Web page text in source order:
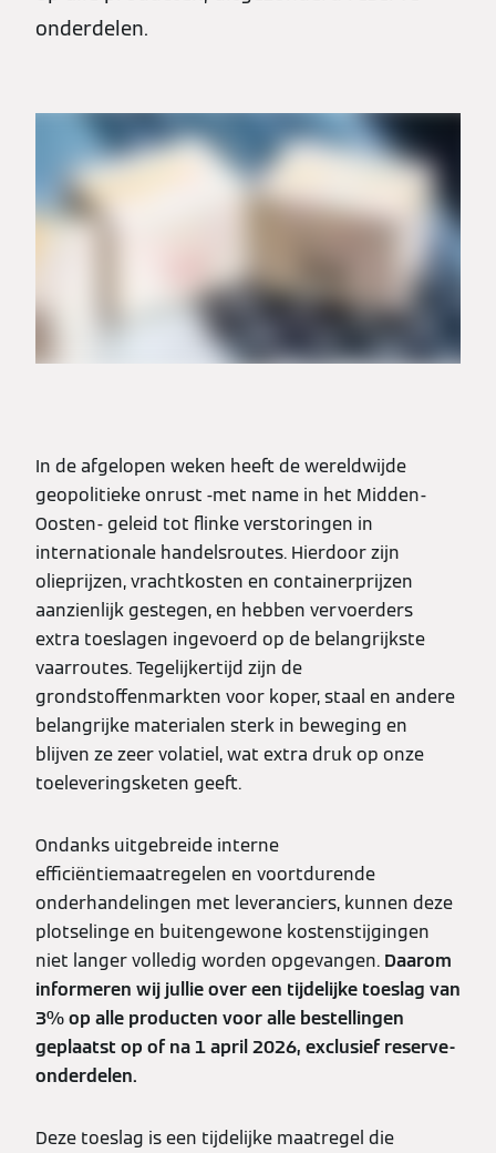
onderdelen.
In de afgelopen weken heeft de wereldwijde
geopolitieke onrust -met name in het Midden-
Oosten- geleid tot flinke verstoringen in
internationale handelsroutes. Hierdoor zijn
olieprijzen, vrachtkosten en containerprijzen
aanzienlijk gestegen, en hebben vervoerders
extra toeslagen ingevoerd op de belangrijkste
vaarroutes. Tegelijkertijd zijn de
grondstoffenmarkten voor koper, staal en andere
belangrijke materialen sterk in beweging en
blijven ze zeer volatiel, wat extra druk op onze
toeleveringsketen geeft.
Ondanks uitgebreide interne
efficiëntiemaatregelen en voortdurende
onderhandelingen met leveranciers, kunnen deze
plotselinge en buitengewone kostenstijgingen
niet langer volledig worden opgevangen. Daarom
informeren wij jullie over een tijdelijke toeslag van
3% op alle producten voor alle bestellingen
geplaatst op of na 1 april 2026, exclusief reserve-
onderdelen.
Deze toeslag is een tijdelijke maatregel die